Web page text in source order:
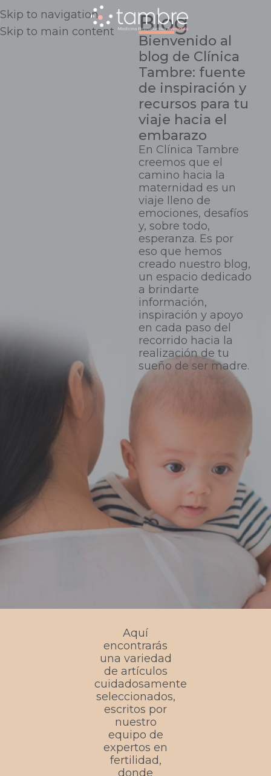
Skip to navigation
Skip to main content
Blog
Bienvenido al
blog de Clínica
Tambre: fuente
de inspiración y
recursos para tu
viaje hacia el
embarazo
En Clínica Tambre
creemos que el
camino hacia la
maternidad es un
viaje lleno de
emociones, desafíos
y, sobre todo,
esperanza. Es por
eso que hemos
creado nuestro blog,
un espacio dedicado
a brindarte
información,
inspiración y apoyo
en cada paso del
recorrido hacia la
realización de tu
sueño de ser madre.
Aquí
encontrarás
una variedad
de artículos
cuidadosamente
seleccionados,
escritos por
nuestro
equipo de
expertos en
fertilidad,
donde